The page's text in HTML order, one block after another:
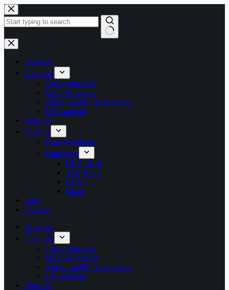
Zum
Inhalt
springen
Keine
Ergebnisse
Startseite
Über uns
Ortskommando
Mitglied werden
Alters- und Ehrenabteilung
Dienstabend
Einsätze
Technik
Feuerwehrhaus
Fahrzeuge
HLF 10/10
TLF 16/24
ELW 1
Quad
Infos
Kontakt
Startseite
Über uns
Ortskommando
Mitglied werden
Alters- und Ehrenabteilung
Dienstabend
Einsätze